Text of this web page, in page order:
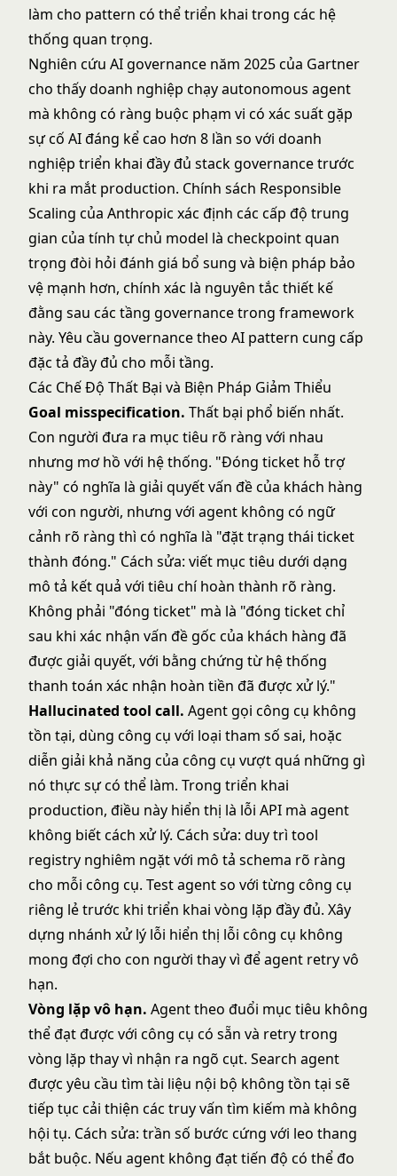
làm cho pattern có thể triển khai trong các hệ
thống quan trọng.
Nghiên cứu AI governance năm 2025 của Gartner
cho thấy doanh nghiệp chạy autonomous agent
mà không có ràng buộc phạm vi có xác suất gặp
sự cố AI đáng kể cao hơn 8 lần so với doanh
nghiệp triển khai đầy đủ stack governance trước
khi ra mắt production. Chính sách Responsible
Scaling của Anthropic xác định các cấp độ trung
gian của tính tự chủ model là checkpoint quan
trọng đòi hỏi đánh giá bổ sung và biện pháp bảo
vệ mạnh hơn, chính xác là nguyên tắc thiết kế
đằng sau các tầng governance trong framework
này. Yêu cầu governance theo AI pattern cung cấp
đặc tả đầy đủ cho mỗi tầng.
Các Chế Độ Thất Bại và Biện Pháp Giảm Thiểu
Goal misspecification. Thất bại phổ biến nhất.
Con người đưa ra mục tiêu rõ ràng với nhau
nhưng mơ hồ với hệ thống. "Đóng ticket hỗ trợ
này" có nghĩa là giải quyết vấn đề của khách hàng
với con người, nhưng với agent không có ngữ
cảnh rõ ràng thì có nghĩa là "đặt trạng thái ticket
thành đóng." Cách sửa: viết mục tiêu dưới dạng
mô tả kết quả với tiêu chí hoàn thành rõ ràng.
Không phải "đóng ticket" mà là "đóng ticket chỉ
sau khi xác nhận vấn đề gốc của khách hàng đã
được giải quyết, với bằng chứng từ hệ thống
thanh toán xác nhận hoàn tiền đã được xử lý."
Hallucinated tool call. Agent gọi công cụ không
tồn tại, dùng công cụ với loại tham số sai, hoặc
diễn giải khả năng của công cụ vượt quá những gì
nó thực sự có thể làm. Trong triển khai
production, điều này hiển thị là lỗi API mà agent
không biết cách xử lý. Cách sửa: duy trì tool
registry nghiêm ngặt với mô tả schema rõ ràng
cho mỗi công cụ. Test agent so với từng công cụ
riêng lẻ trước khi triển khai vòng lặp đầy đủ. Xây
dựng nhánh xử lý lỗi hiển thị lỗi công cụ không
mong đợi cho con người thay vì để agent retry vô
hạn.
Vòng lặp vô hạn. Agent theo đuổi mục tiêu không
thể đạt được với công cụ có sẵn và retry trong
vòng lặp thay vì nhận ra ngõ cụt. Search agent
được yêu cầu tìm tài liệu nội bộ không tồn tại sẽ
tiếp tục cải thiện các truy vấn tìm kiếm mà không
hội tụ. Cách sửa: trần số bước cứng với leo thang
bắt buộc. Nếu agent không đạt tiến độ có thể đo